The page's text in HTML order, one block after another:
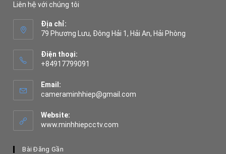
Liên hệ với chúng tôi
Địa chỉ:
79 Phương Lưu, Đông Hải 1, Hải An, Hải Phòng
Điện thoại:
+84917799091
in
Email:
cameraminhhiep@gmail.com
Website:
www.minhhiepcctv.com
Bài Đăng Gần